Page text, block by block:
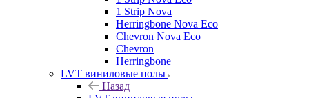
1 Strip Nova
Herringbone Nova Eco
Chevron Nova Eco
Chevron
Herringbone
LVT виниловые полы
Назад